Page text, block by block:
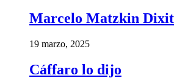
Marcelo Matzkin Dixit
19 marzo, 2025
Cáffaro lo dijo